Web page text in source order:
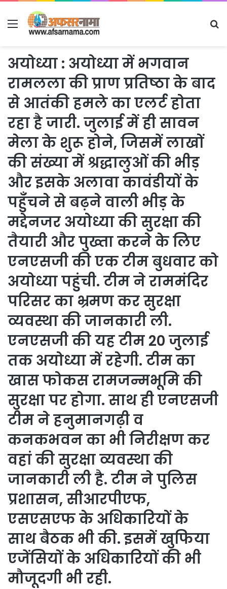
Menu
अयोध्या : अयोध्या में भगवान
रामलला की प्राण प्रतिष्ठा के बाद
से आतंकी हमले का एलर्ट होता
रहा है जारी. जुलाई में ही सावन
मेला के शुरू होने, जिसमें लाखों
की संख्या में श्रद्धालुओं की भीड़
और इसके अलावा कावंडीयों के
पहुँचने से बढ़ने वाली भीड़ के
मद्देनजर अयोध्या की सुरक्षा की
तैयारी और पुख्ता करने के लिए
एनएसजी की एक टीम बुधवार को
अयोध्या पहुंची. टीम ने राममंदिर
परिसर का भ्रमण कर सुरक्षा
व्यवस्था की जानकारी ली.
एनएसजी की यह टीम 20 जुलाई
तक अयोध्या में रहेगी. टीम का
खास फोकस रामजन्मभूमि की
सुरक्षा पर होगा. साथ ही एनएसजी
टीम ने हनुमानगढ़ी व
कनकभवन का भी निरीक्षण कर
वहां की सुरक्षा व्यवस्था की
जानकारी ली है. टीम ने पुलिस
प्रशासन, सीआरपीएफ,
एसएसएफ के अधिकारियों के
साथ बैठक भी की. इसमें खुफिया
एजेंसियों के अधिकारियों की भी
मौजूदगी भी रही.